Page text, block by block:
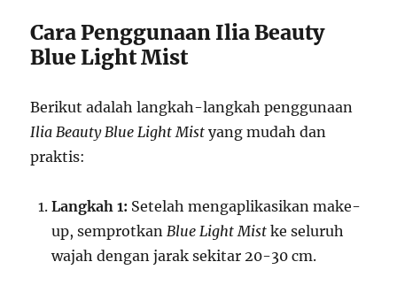
Cara Penggunaan Ilia Beauty
Blue Light Mist
Berikut adalah langkah-langkah penggunaan
Ilia Beauty Blue Light Mist yang mudah dan
praktis:
Langkah 1: Setelah mengaplikasikan make-
up, semprotkanBlue Light Mist ke seluruh
wajah dengan jarak sekitar 20-30 cm.